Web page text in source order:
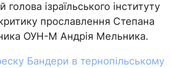
ізраїльського інституту
прославлення Степана
ОУН-М Андрія Мельника.
Бандери в тернопільському